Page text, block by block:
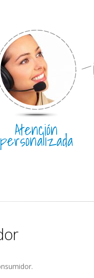
Atención
personalizada